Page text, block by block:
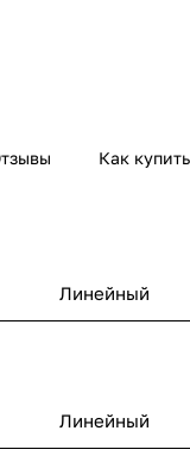
Как купить
Линейный
Линейный